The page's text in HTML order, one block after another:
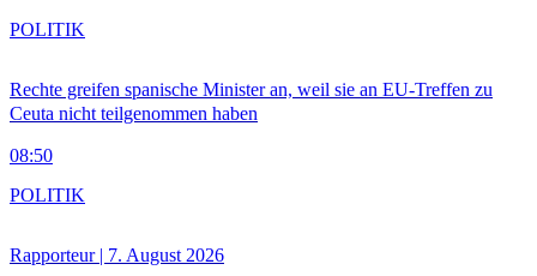
Rechte greifen spanische Minister an, weil sie an EU-Treffen zu
Ceuta nicht teilgenommen haben
08:50
POLITIK
Rapporteur | 7. August 2026
POLITIK